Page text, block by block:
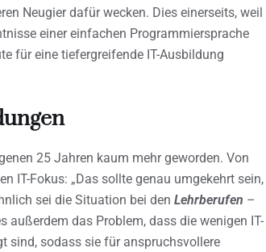
Neugier dafür wecken. Dies einerseits, weil
einer einfachen Programmiersprache
für eine tiefergreifende IT-Ausbildung
25 Jahren kaum mehr geworden. Von
IT-Fokus: „Das sollte genau umgekehrt sein,
sei die Situation bei den Lehrberufen –
außerdem das Problem, dass die wenigen IT-
sind, sodass sie für anspruchsvollere